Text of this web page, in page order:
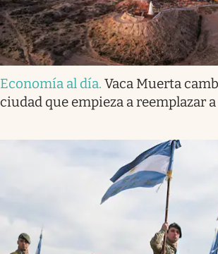
Economía al día. Vaca Muerta
ciudad que empieza a reemplazar